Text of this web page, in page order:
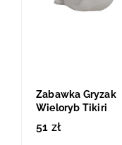
Zabawka Gryzak
Wieloryb Tikiri
51 zł